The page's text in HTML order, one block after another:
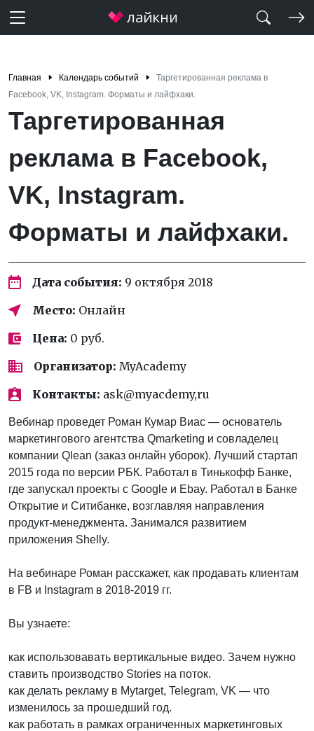
Главная Календарь событий
Таргетированная реклама в
Facebook, VK, Instagram. Форматы и лайфхаки.
Таргетированная
реклама в Facebook,
VK, Instagram.
Форматы и лайфхаки.
Дата события: 9 октября 2018
Место: Онлайн
Цена: 0 руб.
Организатор: MyAcademy
Контакты: ask@myacdemy,ru
Вебинар проведет Роман Кумар Виас — основатель
маркетингового агентства Qmarketing и совладелец
компании Qlean (заказ онлайн уборок). Лучший стартап
2015 года по версии РБК. Работал в Тинькофф Банке,
где запускал проекты с Google и Ebay. Работал в Банке
Открытие и Ситибанке, возглавляя направления
продукт-менеджмента. Занимался развитием
приложения Shelly.
На вебинаре Роман расскажет, как продавать клиентам
в FB и Instagram в 2018-2019 гг.
Вы узнаете:
как использовавать вертикальные видео. Зачем нужно
ставить производство Stories на поток.
как делать рекламу в Mytarget, Telegram, VK — что
изменилось за прошедший год.
как работать в рамках ограниченных маркетинговых